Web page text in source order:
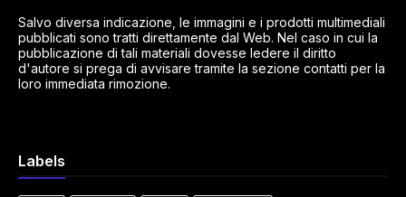
Salvo diversa indicazione, le immagini e i prodotti multimediali
pubblicati sono tratti direttamente dal Web. Nel caso in cui la
pubblicazione di tali materiali dovesse ledere il diritto
d'autore si prega di avvisare tramite la sezione contatti per la
loro immediata rimozione.
Labels